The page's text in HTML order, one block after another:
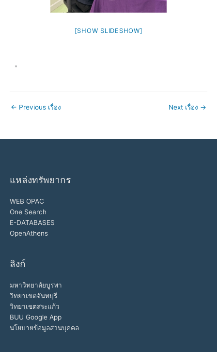
[SHOW SLIDESHOW]
"
← Previous เรื่อง Next เรื่อง →
แหล่งทรัพยากร
WEB OPAC
One Search
E-DATABASES
OpenAthens
ลิงก์
มหาวิทยาลัยบูรพา
วิทยาเขตจันทบุรี
วิทยาเขตสระแก้ว
BUU Google App
นโยบายข้อมูลส่วนบุคคล